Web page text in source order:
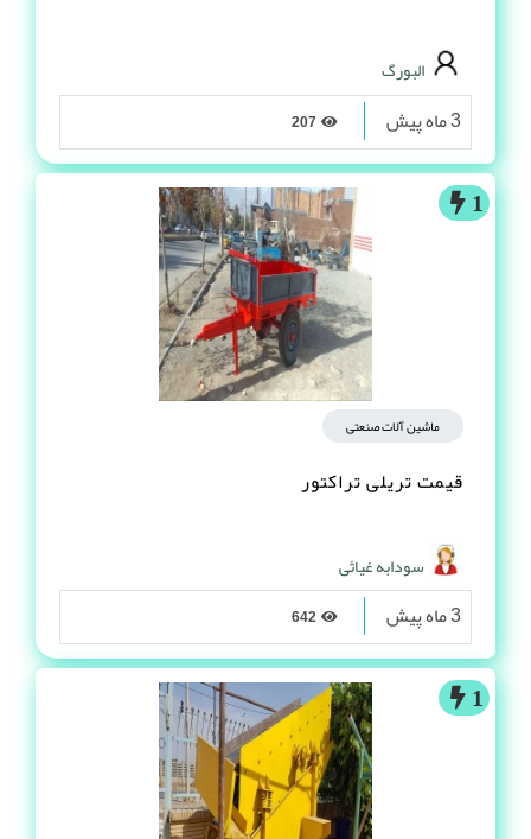
البورگ
3 ماه پیش
1
ماشین آلات صنعتی
قیمت تریلی تراکتور
سودابه غیاثی
3 ماه پیش
1